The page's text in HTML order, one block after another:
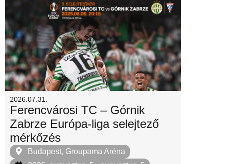
2026.07.31.
Ferencvárosi TC – Górnik
Zabrze Európa-liga selejtező
mérkőzés
Budapest, Groupama Aréna